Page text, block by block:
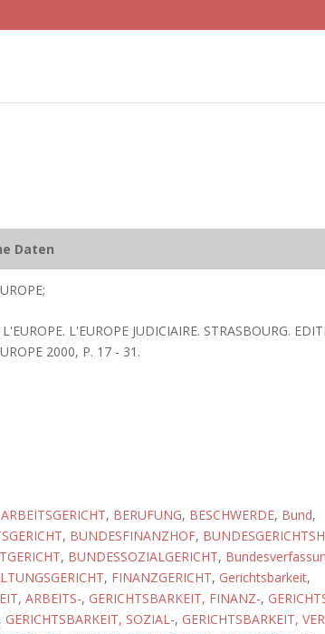
Daten
L'EUROPE JUDICIAIRE. STRASBOURG.
2000, P. 17 - 31.
ARBEITSGERICHT, BERUFUNG, BESCHWERDE, Bund,
, BUNDESFINANZHOF,
, BUNDESSOZIALGERICHT,
, FINANZGERICHT, Gerichtsbarkeit,
ARBEITS-, GERICHTSBARKEIT, FINANZ-,
, GERICHTSBARKEIT, SOZIAL-, GERICHTSBARKEIT,